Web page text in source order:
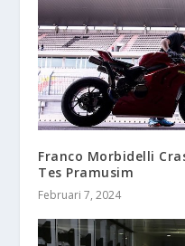
Franco Morbidelli
Tes Pramusim
Februari 7, 2024